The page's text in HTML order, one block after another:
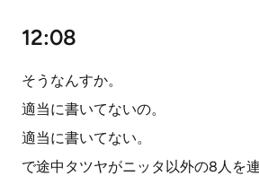
12:08
そうなんすか。
適当に書いてないの。
適当に書いてない。
で途中タツヤがニッタ以外の8人を